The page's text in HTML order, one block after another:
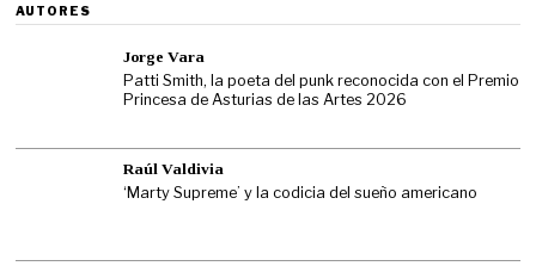
AUTORES
Jorge Vara
Patti Smith, la poeta del punk reconocida con el Premio
Princesa de Asturias de las Artes 2026
Raúl Valdivia
‘Marty Supreme’ y la codicia del sueño americano